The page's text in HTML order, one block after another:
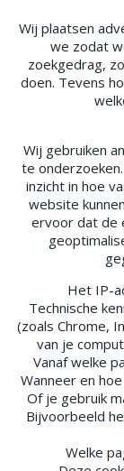
Wij plaatsen
we zodat
zoekgedrag,
doen. Tevens
Wij gebruiken
te
inzicht in hoe
website
ervoor dat de
Het IP-
Technische
(zoals Chrome,
van je
Vanaf welke
Wanneer en
Of je gebruik
Bijvoorbeeld
Welke